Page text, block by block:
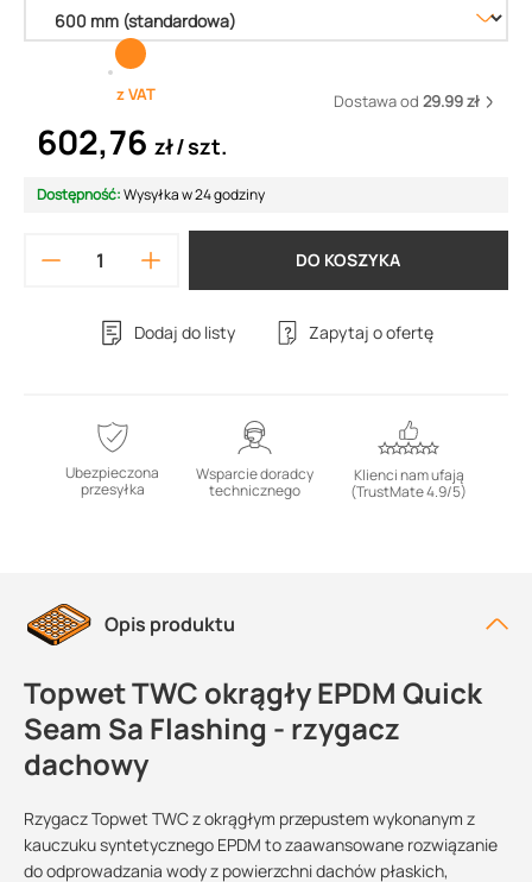
z VAT Dostawa od 29.99 zł
602,76 zł szt.
Dostępność:Wysyłka w 24 godziny
DO KOSZYKA
Dodaj do listy Zapytaj o ofertę
Ubezpieczona
przesyłka
Wsparcie doradcy
technicznego
Klienci nam ufają
(TrustMate 4.9/5)
Opis produktu
Topwet TWC okrągły EPDM Quick
Seam Sa Flashing - rzygacz
dachowy
Rzygacz Topwet TWC z okrągłym przepustem wykonanym z
kauczuku syntetycznego EPDM to zaawansowane rozwiązanie
do odprowadzania wody z powierzchni dachów płaskich,